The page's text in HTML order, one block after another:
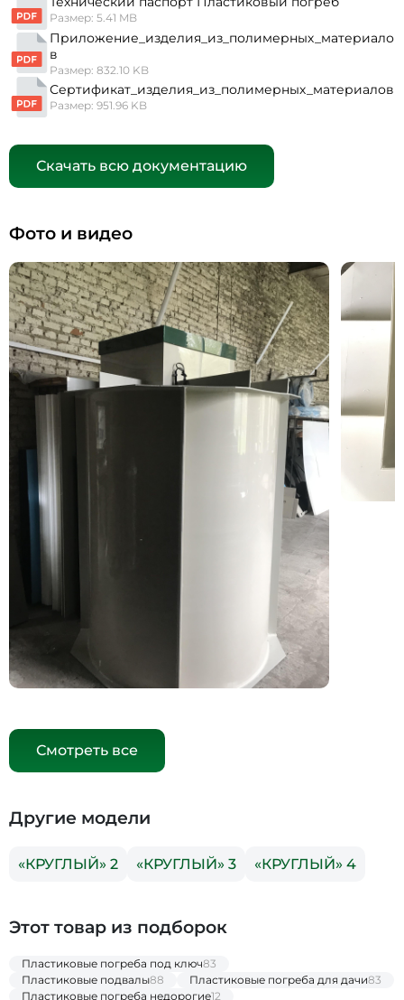
Размер: 5.41 MB
Приложение_изделия_из_полимерных_материало
в
Размер: 832.10 KB
Сертификат_изделия_из_полимерных_материалов
Размер: 951.96 KB
Скачать всю документацию
Фото и видео
Смотреть все
Другие модели
«КРУГЛЫЙ» 2 «КРУГЛЫЙ» 3 «КРУГЛЫЙ» 4
Этот товар из подборок
Пластиковые погреба под ключ83
Пластиковые подвалы88 Пластиковые погреба для дачи83
Пластиковые погреба недорогие12